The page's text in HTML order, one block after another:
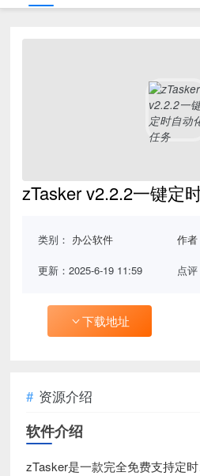
zTasker v2.2.2一键定
类别： 办公软件 作
更新：2025-6-19 11:59 点
下载地址
资源介绍
软件介绍
zTasker是一款完全免费支持定